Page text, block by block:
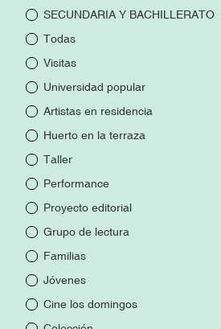
SECUNDARIA Y BACHILLERATO
Todas
Visitas
Universidad popular
Artistas en residencia
Huerto en la terraza
Taller
Performance
Proyecto editorial
Grupo de lectura
Familias
Jóvenes
Cine los domingos